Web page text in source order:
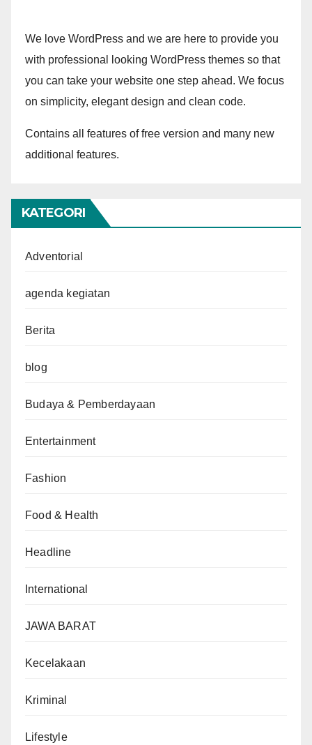
We love WordPress and we are here to provide you
with professional looking WordPress themes so that
you can take your website one step ahead. We focus
on simplicity, elegant design and clean code.
Contains all features of free version and many new
additional features.
KATEGORI
Adventorial
agenda kegiatan
Berita
blog
Budaya & Pemberdayaan
Entertainment
Fashion
Food & Health
Headline
International
JAWA BARAT
Kecelakaan
Kriminal
Lifestyle